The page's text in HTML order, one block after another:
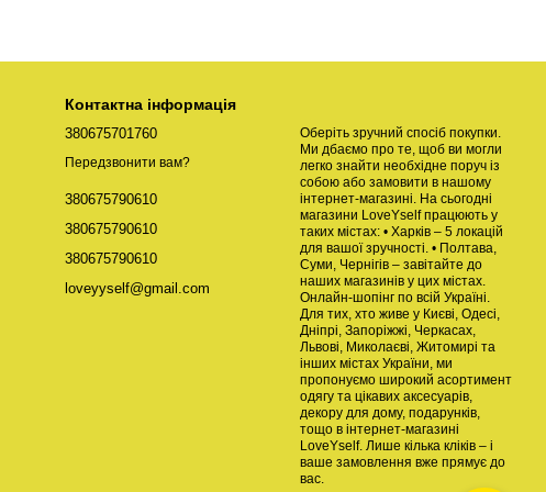
Контактна інформація
380675701760
Передзвонити вам?
380675790610
380675790610
380675790610
loveyyself@gmail.com
Оберіть зручний спосіб покупки.
Ми дбаємо про те, щоб ви могли
легко знайти необхідне поруч із
собою або замовити в нашому
інтернет-магазині. На сьогодні
магазини LoveYself працюють у
таких містах: • Харків – 5 локацій
для вашої зручності. • Полтава,
Суми, Чернігів – завітайте до
наших магазинів у цих містах.
Онлайн-шопінг по всій Україні.
Для тих, хто живе у Києві, Одесі,
Дніпрі, Запоріжжі, Черкасах,
Львові, Миколаєві, Житомирі та
інших містах України, ми
пропонуємо широкий асортимент
одягу та цікавих аксесуарів,
декору для дому, подарунків,
тощо в інтернет-магазині
LoveYself. Лише кілька кліків – і
ваше замовлення вже прямує до
вас.